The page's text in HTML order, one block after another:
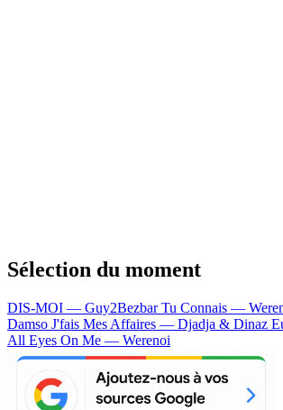
Sélection du moment
DIS-MOI — Guy2BezbarTu Connais —
Damso J'fais Mes Affaires — Djadja & Dinaz
All Eyes On Me — Werenoi